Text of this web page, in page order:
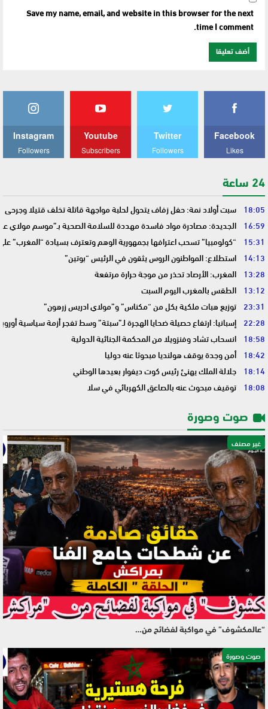
Save my name, email, and website in this browser for the next
time I comment.
Facebook
Likes
Twitter
Followers
Youtube
Subscribers
Instagram
Followers
24 ساعة
18:05 سبت أولاد نمة: حفل زفاف يتحول لحلبة مواجهة قاتلة تخلف قتيلا وجرحى
16:59 الجديدة: مصادرة مواد فاسدة مهددة للسلامة الصحية بـ”موسم مولاي
15:31 “كولومبيا” تسحب اعترافها بجمهورية الوهم وتعترف بسيادة “المغرب”
14:13 استطلاع: المواطنون الروس يثقون في الرئيس “بوتين”
13:28 المغرب: الأرصاد تحذر من موجة حرارة مرتفعة
13:12 الطقس بالمغرب اليوم السبت
23:31 توزيع هبات ملكية بكل من “مكناس” و”مولاي ادريس زرهون”
22:28 إسبانيا: ارتفاع حصيلة ضحايا الهجرة لـ”سبتة” وسط تفجر أزمة سياسية
18:58 انسحاب تشاد وفنزويلا من المحكمة الجنائية الدولية
18:42 أمن وجدة يوقف هولنديا مبحوثا عنه دوليا
18:14 جلالة الملك يهنئ رئيس كوت ديفوار بعيدها الوطني
18:08 توقيف مبحوث عنه بالصاعق الكهربائي في سلا
صوت وصورة
غير مصنف
“عالمكشوف” في مواكبة لفضائح من…
صوت وصورة